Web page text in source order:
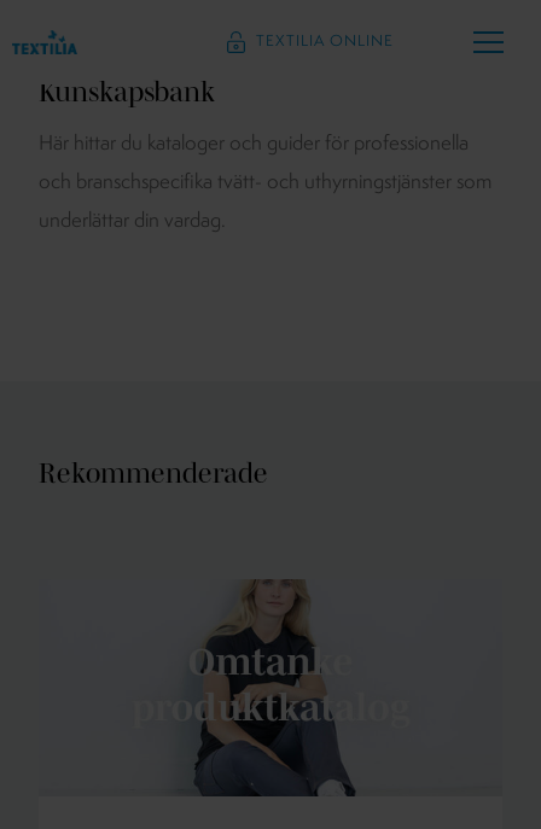
TEXTILIA ONLINE
Kunskapsbank
Här hittar du kataloger och guider för professionella
och branschspecifika tvätt- och uthyrningstjänster som
underlättar din vardag.
Rekommenderade